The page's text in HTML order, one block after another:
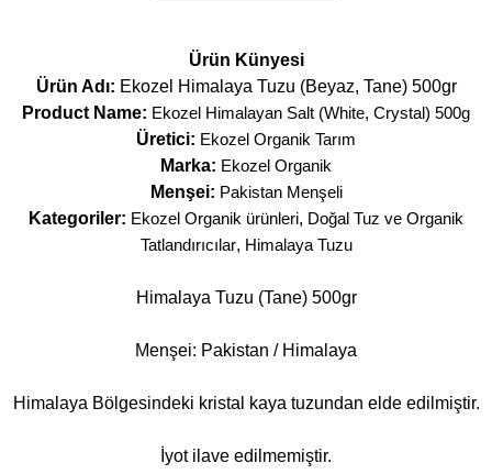
Ürün Künyesi
Ürün Adı: Ekozel Himalaya Tuzu (Beyaz, Tane) 500gr
Product Name: Ekozel Himalayan Salt (White, Crystal) 500g
Üretici: Ekozel Organik Tarım
Marka: Ekozel Organik
Menşei: Pakistan Menşeli
Kategoriler: Ekozel Organik ürünleri, Doğal Tuz ve Organik
Tatlandırıcılar, Himalaya Tuzu
Himalaya Tuzu (Tane) 500gr
Menşei: Pakistan / Himalaya
Himalaya Bölgesindeki kristal kaya tuzundan elde edilmiştir.
İyot ilave edilmemiştir.